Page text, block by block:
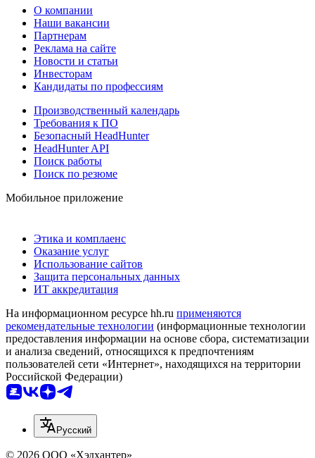
О компании
Наши вакансии
Партнерам
Реклама на сайте
Новости и статьи
Инвесторам
Кандидаты по профессиям
Производственный календарь
Требования к ПО
Безопасный HeadHunter
HeadHunter API
Поиск работы
Поиск по резюме
Мобильное приложение
Этика и комплаенс
Оказание услуг
Использование сайтов
Защита персональных данных
ИТ аккредитация
На информационном ресурсе hh.ru применяются
рекомендательные технологии (информационные технологии
предоставления информации на основе сбора, систематизации
и анализа сведений, относящихся к предпочтениям
пользователей сети «Интернет», находящихся на территории
Российской Федерации)
Русский
© 2026 ООО «Хэдхантер»